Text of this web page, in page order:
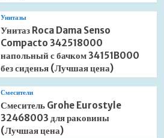
Унитазы
Унитаз Roca Dama Senso
Compacto 342518000
напольный с бачком 34151B000
без сиденья (Лучшая цена)
Смесители
Смеситель Grohe Eurostyle
32468003 для раковины
(Лучшая цена)